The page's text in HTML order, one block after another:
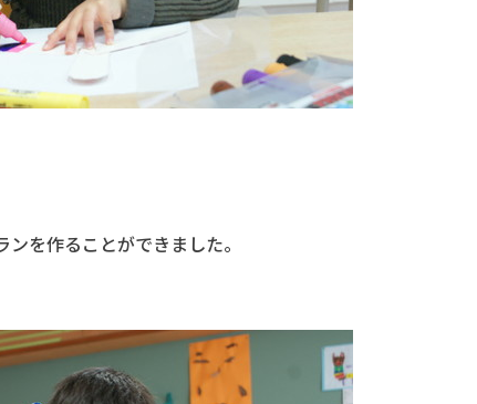
を作ることができました。